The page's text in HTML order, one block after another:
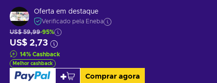
Oferta em destaque
Verificado pela Eneba
US$ 59,99-95%
US$ 2,73
14% Cashback
Melhor cashback
Comprar agora